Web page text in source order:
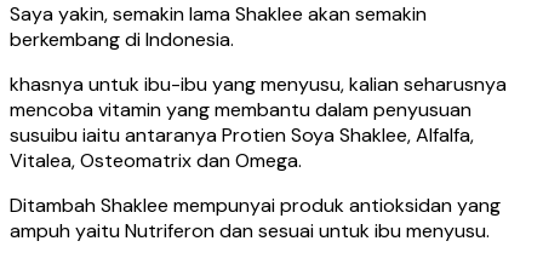
Saya yakin, semakin lama Shaklee akan semakin
berkembang di Indonesia.
khasnya untuk ibu-ibu yang menyusu, kalian seharusnya
mencoba vitamin yang membantu dalam penyusuan
susuibu iaitu antaranya Protien Soya Shaklee, Alfalfa,
Vitalea, Osteomatrix dan Omega.
Ditambah Shaklee mempunyai produk antioksidan yang
ampuh yaitu Nutriferon dan sesuai untuk ibu menyusu.